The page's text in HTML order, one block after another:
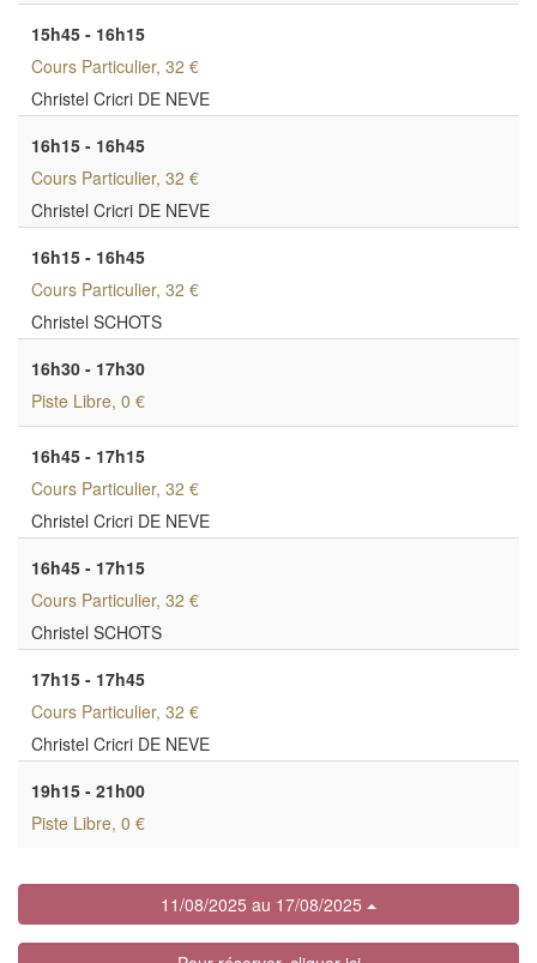
15h45 - 16h15
Cours Particulier, 32 €
Christel Cricri DE NEVE
16h15 - 16h45
Cours Particulier, 32 €
Christel Cricri DE NEVE
16h15 - 16h45
Cours Particulier, 32 €
Christel SCHOTS
16h30 - 17h30
Piste Libre, 0 €
16h45 - 17h15
Cours Particulier, 32 €
Christel Cricri DE NEVE
16h45 - 17h15
Cours Particulier, 32 €
Christel SCHOTS
17h15 - 17h45
Cours Particulier, 32 €
Christel Cricri DE NEVE
19h15 - 21h00
Piste Libre, 0 €
11/08/2025 au 17/08/2025